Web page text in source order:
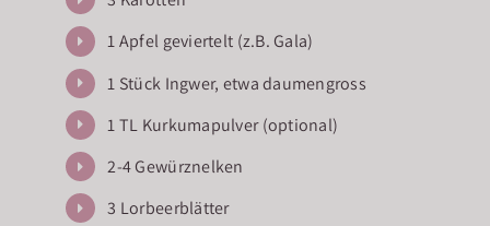
1 Apfel geviertelt (z.B. Gala)
1 Stück Ingwer, etwa daumengross
1 TL Kurkumapulver (optional)
2-4 Gewürznelken
3 Lorbeerblätter